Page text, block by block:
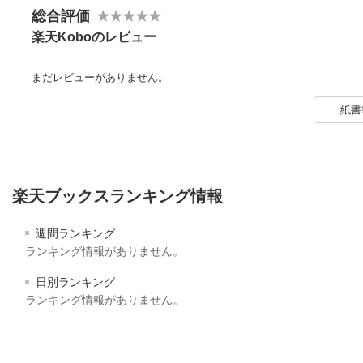
総合評価
楽天Koboのレビュー
まだレビューがありません。
紙
楽天ブックスランキング情報
週間ランキング
ランキング情報がありません。
日別ランキング
ランキング情報がありません。